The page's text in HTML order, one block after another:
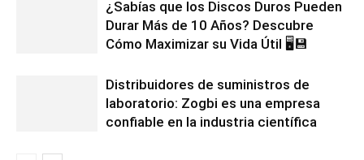
¿Sabías que los Discos Duros Pueden
Durar Más de 10 Años? Descubre
Cómo Maximizar su Vida Útil 🖥️💾
Distribuidores de suministros de
laboratorio: Zogbi es una empresa
confiable en la industria científica